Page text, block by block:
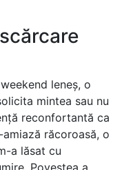
leneș, o
mintea sau nu
reconfortantă ca
răcoroasă, o
a lăsat cu
Povestea a